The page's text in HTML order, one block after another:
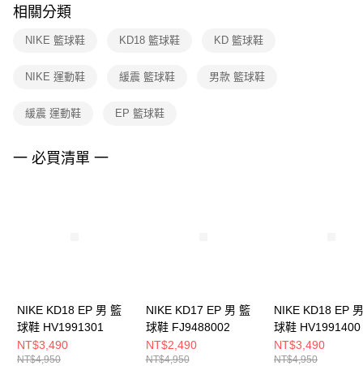
※ 交易是否成功請以「AFTEE先享後付 」之結帳頁面顯示為準，若有關於
是否繳費成功／繳費後需取消欲退款等相關疑問，請聯繫「AFTEE先享後付
客戶支援中心」
https://netprotections.freshdesk.com/support/home
１．透過由恩沛科技股份有限公司提供之「AFTEE先享後付」服務完成之交
權轉讓予恩沛科技股份有限公司。
３．未成年的使用者請事先徵得法定代理人或監護人之同意方可使用
「AFTEE先享後付」，若未經同意申辦者引起之損失，本公司不負相關責
相關分類
NIKE 籃球鞋 KD18 籃球鞋 KD 籃球鞋
NIKE 運動鞋 緩震 籃球鞋 男款 籃球鞋
緩震 運動鞋 EP 籃球鞋
一 必買清單 一
NIKE KD18 EP 男 籃
球鞋 HV1991301
NT$3,490
NT$4,950
NIKE KD17 EP 男 籃
球鞋 FJ9488002
NT$2,490
NT$4,950
NIKE KD18 EP
球鞋 HV1991400
NT$3,490
NT$4,950